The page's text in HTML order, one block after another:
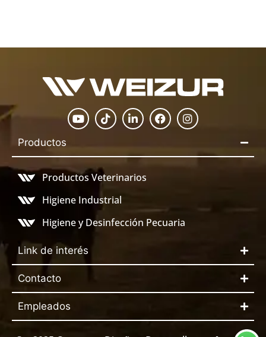
Productos
Productos Veterinarios
Higiene Industrial
Higiene y Desinfección Pecuaria
Link de interés
Contacto
Empleados